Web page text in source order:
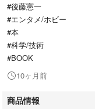
#後藤憲一
#エンタメ/ホビー
#本
#科学/技術
#BOOK
10ヶ月前
商品情報